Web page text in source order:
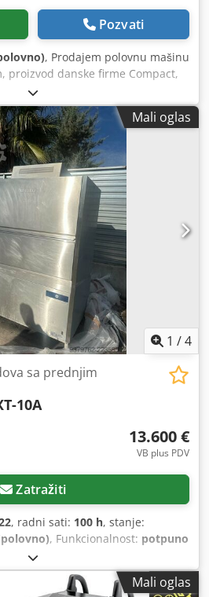
Pozvati
, Prodajem polovnu mašinu
proizvod danske firme Compact,
u radnom stanju i nema curenja.
mesta ili vam poslati video
standardno 70 cm visoka i pruža
je izrađena od nerđajućeg
Prskanje je moguće odozdo,
vreme i temperatura se mogu
od 100 cm. Rezervoar ima
teži 800 kg i ima nosivost od
za usisavanje pare. Moguća
Tyj Ac Dea
Mali oglas
1 /4
sa prednjim
10A
13.600 €
VB plus PDV
Zatražiti
, radni sati: 100 h, stanje:
, Funkcionalnost: potpuno
potpuno funkcionalno,
om. Chsdpfx
Mali oglas